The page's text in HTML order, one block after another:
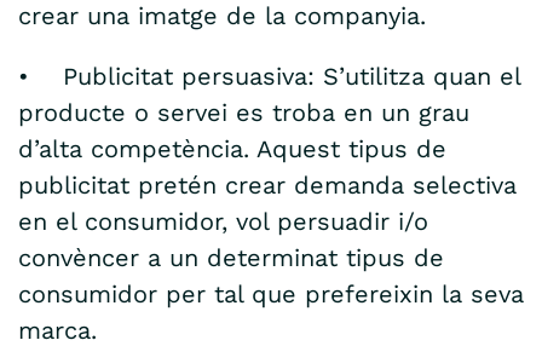
crear una imatge de la companyia.
• Publicitat persuasiva: S’utilitza quan el
producte o servei es troba en un grau
d’alta competència. Aquest tipus de
publicitat pretén crear demanda selectiva
en el consumidor, vol persuadir i/o
convèncer a un determinat tipus de
consumidor per tal que prefereixin la seva
marca.